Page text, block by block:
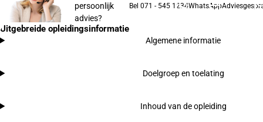
persoonlijk
advies?
Bel 071 - 545 1234WhatsApp
Uitgebreide opleidingsinformatie
Algemene informatie
Doelgroep en toelating
Inhoud van de opleiding